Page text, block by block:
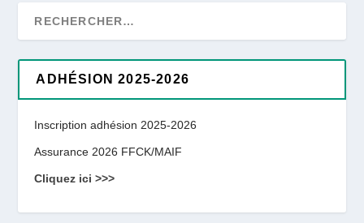
ADHÉSION 2025-2026
Inscription adhésion 2025-2026
Assurance 2026 FFCK/MAIF
Cliquez ici >>>